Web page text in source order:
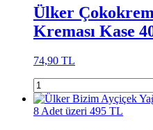
Ülker
Kreması Kase
74,90 TL
8 Adet üzeri 495 TL